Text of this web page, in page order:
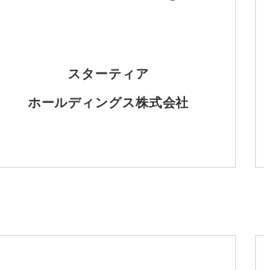
スターティア
ホールディングス株式会社